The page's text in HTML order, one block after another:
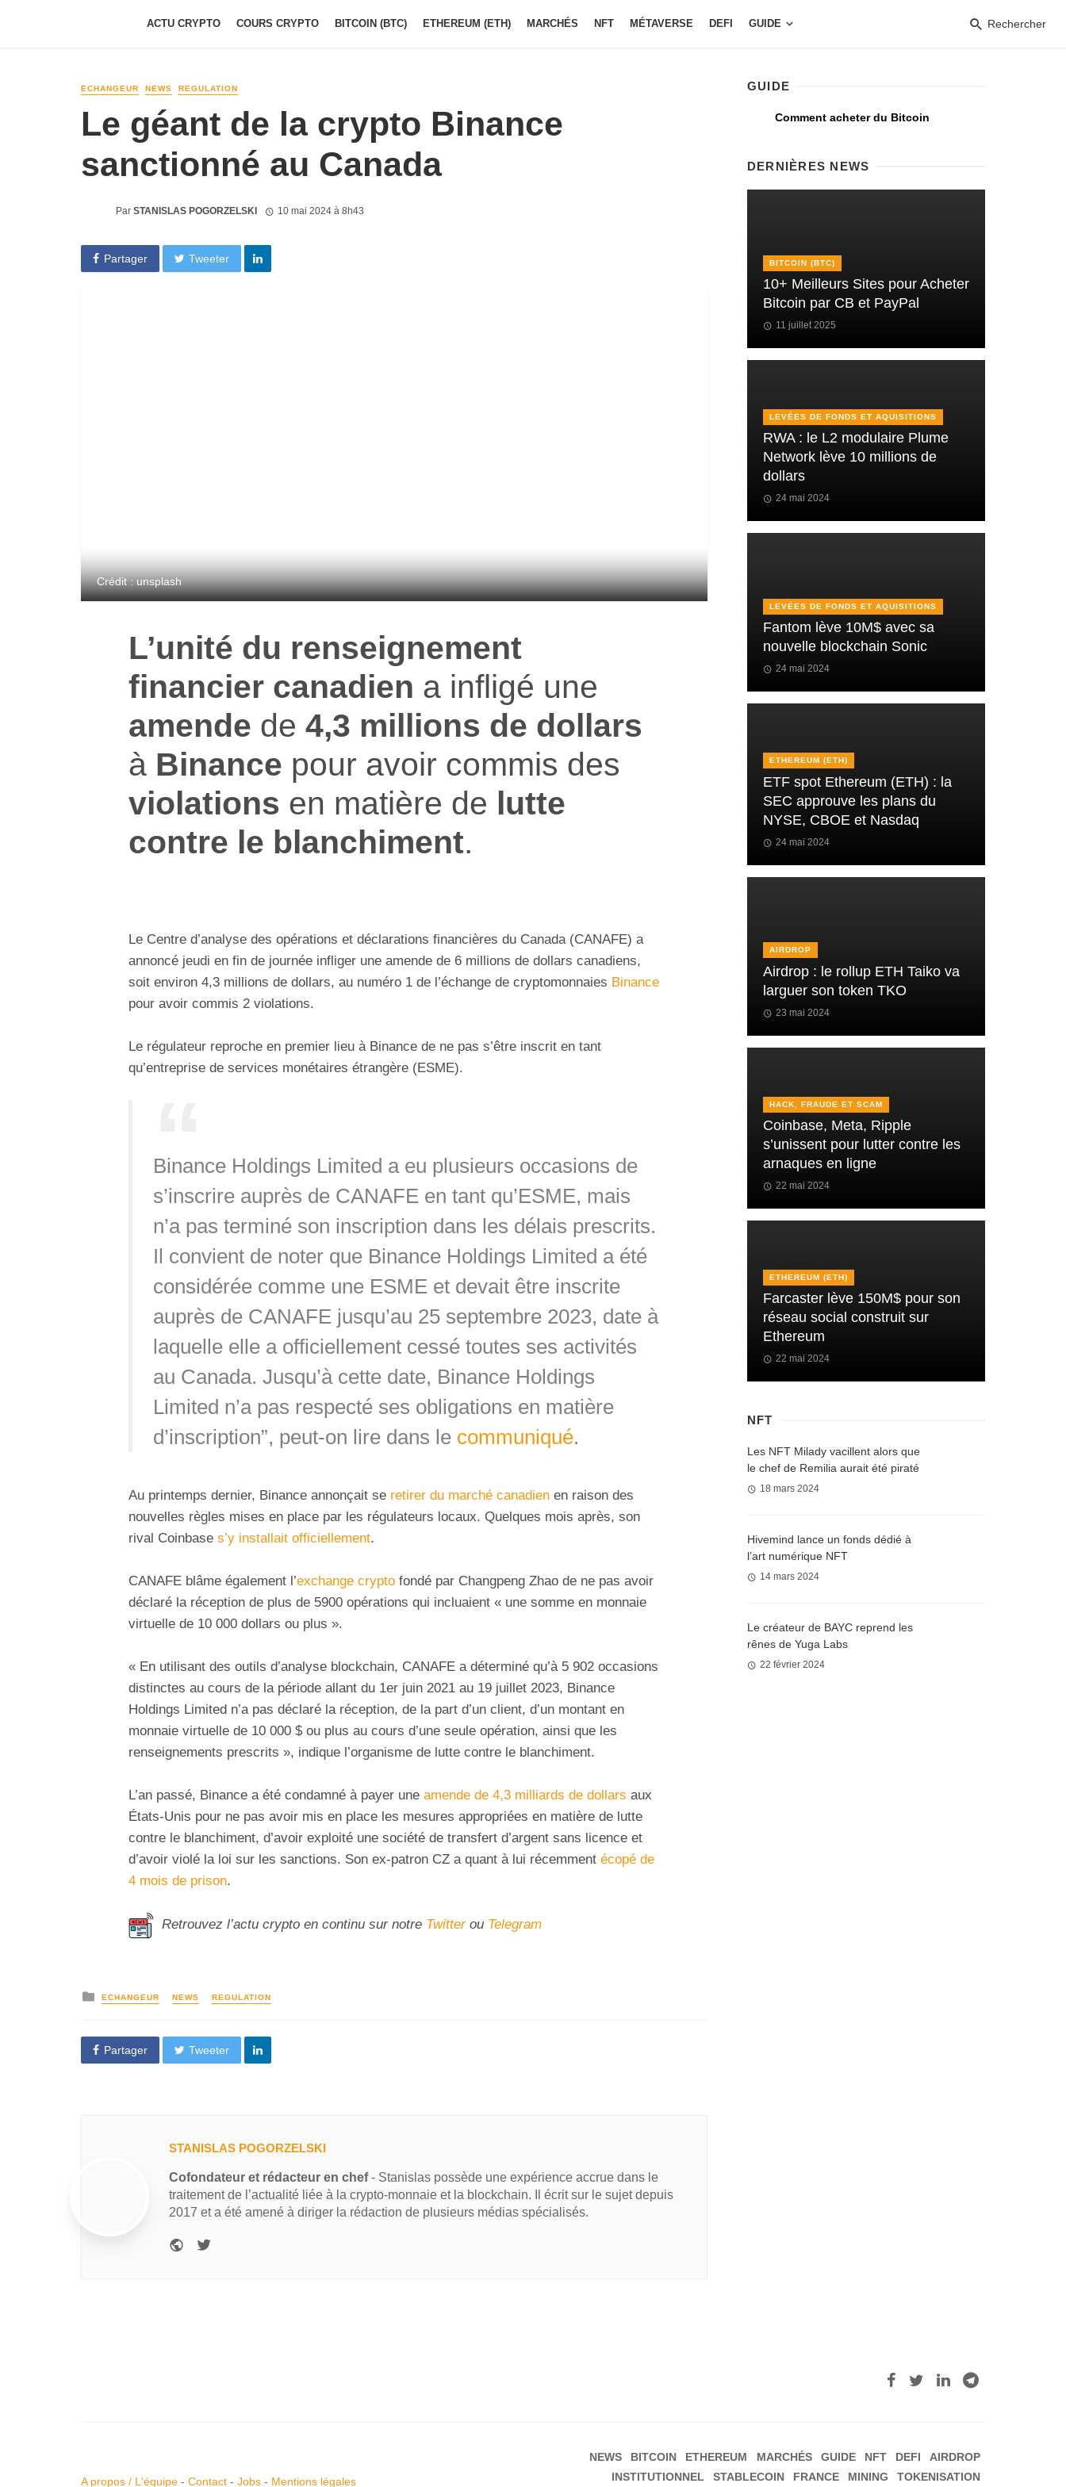
ACTU CRYPTO COURS CRYPTO BITCOIN (BTC) ETHEREUM (ETH) MARCHÉS NFT MÉTAVERSE DEFI GUIDE Rechercher
ECHANGEUR NEWS REGULATION
Le géant de la crypto Binance
sanctionné au Canada
Par STANISLAS POGORZELSKI 10 mai 2024 à 8h43
Partager Tweeter
Crédit : unsplash
L’unité du renseignement
financier canadien a infligé une
amende de 4,3 millions de dollars
à Binance pour avoir commis des
violations en matière de lutte
contre le blanchiment.
Le Centre d’analyse des opérations et déclarations financières du Canada (CANAFE) a
annoncé jeudi en fin de journée infliger une amende de 6 millions de dollars canadiens,
soit environ 4,3 millions de dollars, au numéro 1 de l’échange de cryptomonnaies Binance
pour avoir commis 2 violations.
Le régulateur reproche en premier lieu à Binance de ne pas s’être inscrit en tant
qu’entreprise de services monétaires étrangère (ESME).
Binance Holdings Limited a eu plusieurs occasions de
s’inscrire auprès de CANAFE en tant qu’ESME, mais
n’a pas terminé son inscription dans les délais prescrits.
Il convient de noter que Binance Holdings Limited a été
considérée comme une ESME et devait être inscrite
auprès de CANAFE jusqu’au 25 septembre 2023, date à
laquelle elle a officiellement cessé toutes ses activités
au Canada. Jusqu’à cette date, Binance Holdings
Limited n’a pas respecté ses obligations en matière
d’inscription”, peut-on lire dans le communiqué.
Au printemps dernier, Binance annonçait se retirer du marché canadien en raison des
nouvelles règles mises en place par les régulateurs locaux. Quelques mois après, son
rival Coinbase s’y installait officiellement.
CANAFE blâme également l’exchange crypto fondé par Changpeng Zhao de ne pas avoir
déclaré la réception de plus de 5900 opérations qui incluaient « une somme en monnaie
virtuelle de 10 000 dollars ou plus ».
« En utilisant des outils d’analyse blockchain, CANAFE a déterminé qu’à 5 902 occasions
distinctes au cours de la période allant du 1er juin 2021 au 19 juillet 2023, Binance
Holdings Limited n’a pas déclaré la réception, de la part d’un client, d’un montant en
monnaie virtuelle de 10 000 $ ou plus au cours d’une seule opération, ainsi que les
renseignements prescrits », indique l’organisme de lutte contre le blanchiment.
L’an passé, Binance a été condamné à payer une amende de 4,3 milliards de dollars aux
États-Unis pour ne pas avoir mis en place les mesures appropriées en matière de lutte
contre le blanchiment, d’avoir exploité une société de transfert d’argent sans licence et
d’avoir violé la loi sur les sanctions. Son ex-patron CZ a quant à lui récemment écopé de
4 mois de prison.
Retrouvez l’actu crypto en continu sur notre Twitterou Telegram
ECHANGEUR NEWS REGULATION
Partager Tweeter
STANISLAS POGORZELSKI
Cofondateur et rédacteur en chef- Stanislas possède une expérience accrue dans le
traitement de l’actualité liée à la crypto-monnaie et la blockchain. Il écrit sur le sujet depuis
2017 et a été amené à diriger la rédaction de plusieurs médias spécialisés.
GUIDE
Comment acheter du Bitcoin
DERNIÈRES NEWS
BITCOIN (BTC)
10+ Meilleurs Sites pour Acheter
Bitcoin par CB et PayPal
11 juillet 2025
LEVÉES DE FONDS ET AQUISITIONS
RWA : le L2 modulaire Plume
Network lève 10 millions de
dollars
24 mai 2024
LEVÉES DE FONDS ET AQUISITIONS
Fantom lève 10M$ avec sa
nouvelle blockchain Sonic
24 mai 2024
ETHEREUM (ETH)
ETF spot Ethereum (ETH) : la
SEC approuve les plans du
NYSE, CBOE et Nasdaq
24 mai 2024
AIRDROP
Airdrop : le rollup ETH Taiko va
larguer son token TKO
23 mai 2024
HACK, FRAUDE ET SCAM
Coinbase, Meta, Ripple
s’unissent pour lutter contre les
arnaques en ligne
22 mai 2024
ETHEREUM (ETH)
Farcaster lève 150M$ pour son
réseau social construit sur
Ethereum
22 mai 2024
NFT
Les NFT Milady vacillent alors que
le chef de Remilia aurait été piraté
18 mars 2024
Hivemind lance un fonds dédié à
l’art numérique NFT
14 mars 2024
Le créateur de BAYC reprend les
rênes de Yuga Labs
22 février 2024
A propos / L'équipe - Contact - Jobs - Mentions légales
NEWS BITCOIN ETHEREUM MARCHÉS GUIDE NFT DEFI
AIRDROP
INSTITUTIONNEL
STABLECOIN FRANCE MINING TOKENISATION